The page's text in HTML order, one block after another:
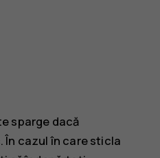
sparge dacă
cazul în care sticla